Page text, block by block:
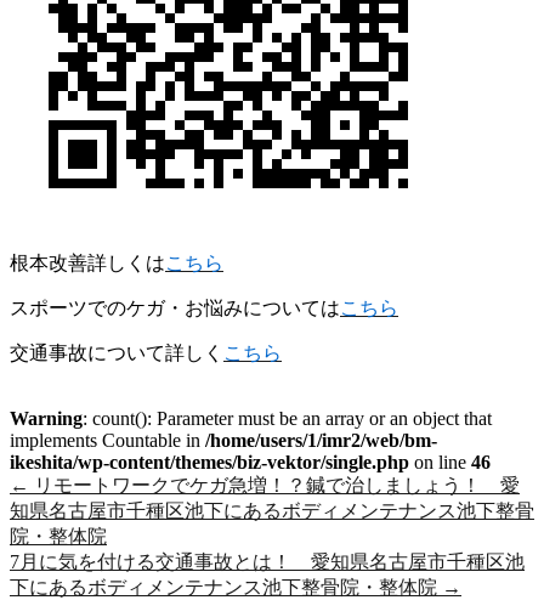
根本改善詳しくはこちら
スポーツでのケガ・お悩みについてはこちら
交通事故について詳しく こちら
Warning: count(): Parameter must be an array or an object that
implements Countable in /home/users/1/imr2/web/bm-
ikeshita/wp-content/themes/biz-vektor/single.php on line 46
← リモートワークでケガ急増！？鍼で治しましょう！ 愛
知県名古屋市千種区池下にあるボディメンテナンス池下整骨
院・整体院
7月に気を付ける交通事故とは！ 愛知県名古屋市千種区池
下にあるボディメンテナンス池下整骨院・整体院 →